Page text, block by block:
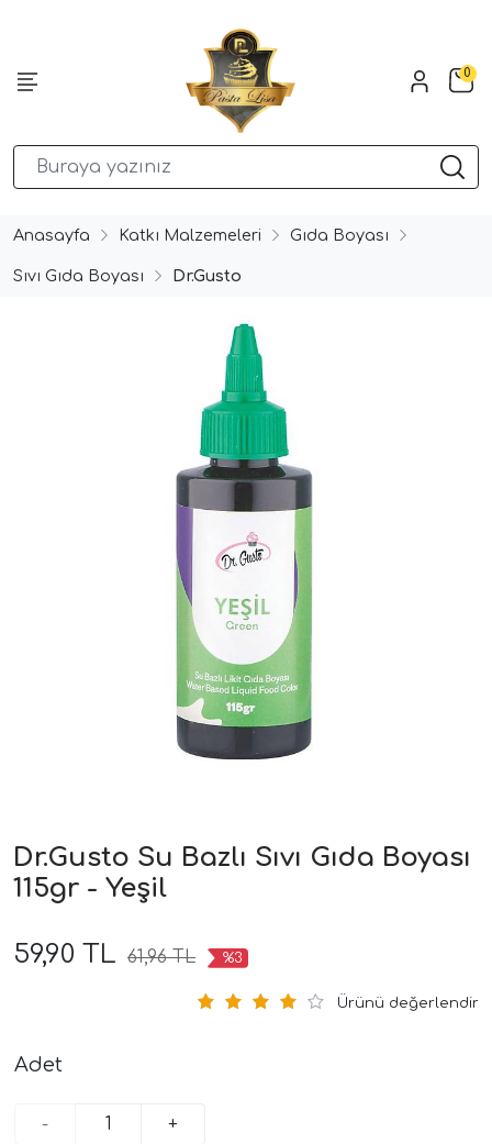
0
Anasayfa Katkı Malzemeleri Gıda Boyası
Sıvı Gıda Boyası Dr.Gusto
Dr.Gusto Su Bazlı Sıvı Gıda Boyası
115gr - Yeşil
59,90 TL 61,96 TL %3
Ürünü değerlendir
Adet
- +